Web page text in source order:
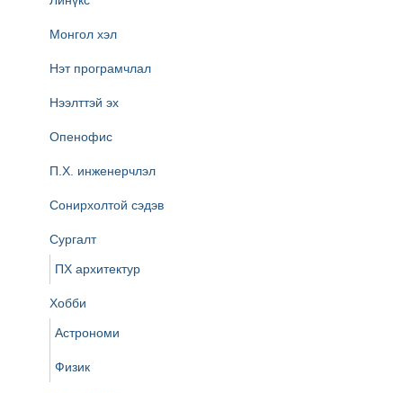
Монгол хэл
Нэт програмчлал
Нээлттэй эх
Опенофис
П.Х. инженерчлэл
Сонирхолтой сэдэв
Сургалт
ПХ архитектур
Хобби
Астрономи
Физик